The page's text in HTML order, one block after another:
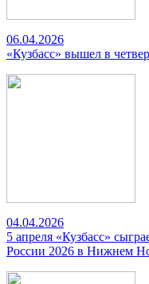
06.04.2026
«Кузбасс» вышел в
04.04.2026
5 апреля «Кузбасс»
России 2026 в Нижнем